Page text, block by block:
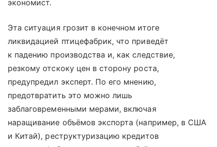
экономист.
Эта ситуация грозит в конечном итоге
ликвидацией птицефабрик, что приведёт
к падению производства и, как следствие,
резкому отскоку цен в сторону роста,
предупредил эксперт. По его мнению,
предотвратить это можно лишь
заблаговременными мерами, включая
наращивание объёмов экспорта (например, в США
и Китай), реструктуризацию кредитов